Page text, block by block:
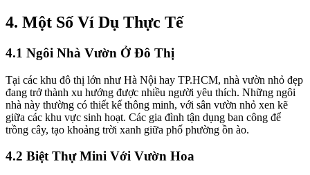
4. Một Số Ví Dụ Thực Tế
4.1 Ngôi Nhà Vườn Ở Đô Thị
Tại các khu đô thị lớn như Hà Nội hay TP.HCM, nhà vườn nhỏ đẹp
đang trở thành xu hướng được nhiều người yêu thích. Những ngôi
nhà này thường có thiết kế thông minh, với sân vườn nhỏ xen kẽ
giữa các khu vực sinh hoạt. Các gia đình tận dụng ban công để
trồng cây, tạo khoảng trời xanh giữa phố phường ồn ào.
4.2 Biệt Thự Mini Với Vườn Hoa